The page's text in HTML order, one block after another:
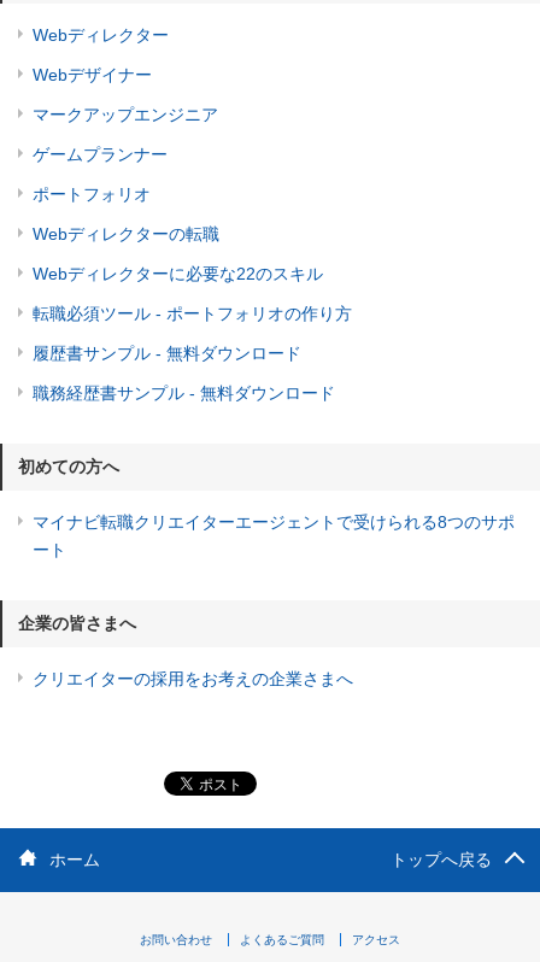
Webディレクター
Webデザイナー
マークアップエンジニア
ゲームプランナー
ポートフォリオ
Webディレクターの転職
Webディレクターに必要な22のスキル
転職必須ツール - ポートフォリオの作り方
履歴書サンプル - 無料ダウンロード
職務経歴書サンプル - 無料ダウンロード
初めての方へ
マイナビ転職クリエイターエージェントで受けられる8つのサポ
ート
企業の皆さまへ
クリエイターの採用をお考えの企業さまへ
ホーム トップへ戻る
お問い合わせ よくあるご質問 アクセス